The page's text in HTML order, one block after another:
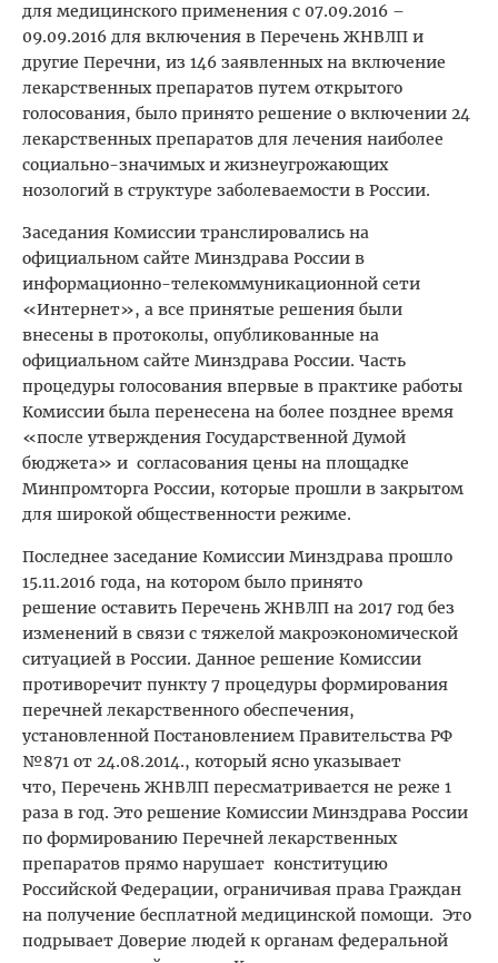
для медицинского применения с 07.09.2016 –
09.09.2016 для включения в Перечень ЖНВЛП и
другие Перечни, из 146 заявленных на включение
лекарственных препаратов путем открытого
голосования, было принято решение о включении 24
лекарственных препаратов для лечения наиболее
социально-значимых и жизнеугрожающих
нозологий в структуре заболеваемости в России.
Заседания Комиссии транслировались на
официальном сайте Минздрава России в
информационно-телекоммуникационной сети
«Интернет», а все принятые решения были
внесены в протоколы, опубликованные на
официальном сайте Минздрава России. Часть
процедуры голосования впервые в практике работы
Комиссии была перенесена на более позднее время
«после утверждения Государственной Думой
бюджета» и согласования цены на площадке
Минпромторга России, которые прошли в закрытом
для широкой общественности режиме.
Последнее заседание Комиссии Минздрава прошло
15.11.2016 года, на котором было принято
решение оставить Перечень ЖНВЛП на 2017 год без
изменений в связи с тяжелой макроэкономической
ситуацией в России. Данное решение Комиссии
противоречит пункту 7 процедуры формирования
перечней лекарственного обеспечения,
установленной Постановлением Правительства РФ
№871 от 24.08.2014., который ясно указывает
что, Перечень ЖНВЛП пересматривается не реже 1
раза в год. Это решение Комиссии Минздрава России
по формированию Перечней лекарственных
препаратов прямо нарушает конституцию
Российской Федерации, ограничивая права Граждан
на получение бесплатной медицинской помощи. Это
подрывает Доверие людей к органам федеральной